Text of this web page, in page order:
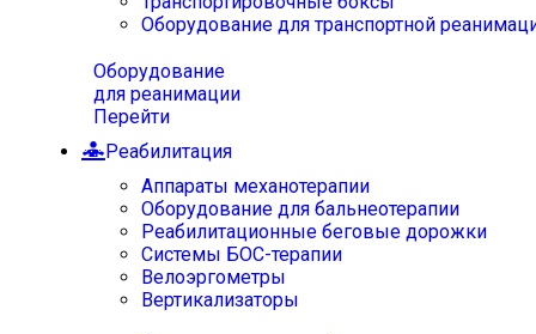
Оборудование для транспортной
Оборудование
для реанимации
Перейти
Реабилитация
Аппараты механотерапии
Оборудование для бальнеотерапии
Реабилитационные беговые дорожки
Системы БОС-терапии
Велоэргометры
Вертикализаторы